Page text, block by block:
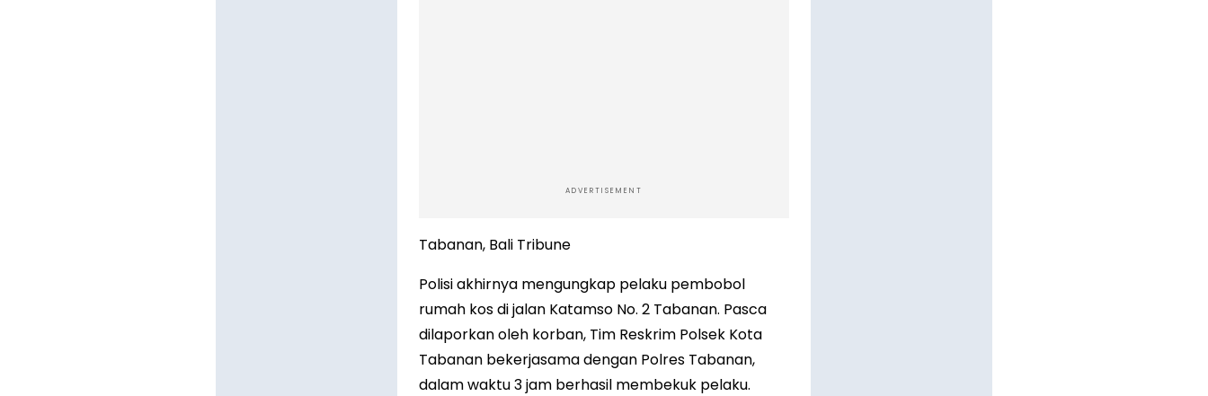
ADVERTISEMENT
Tabanan, Bali Tribune
Polisi akhirnya mengungkap pelaku pembobol
rumah kos di jalan Katamso No. 2 Tabanan. Pasca
dilaporkan oleh korban, Tim Reskrim Polsek Kota
Tabanan bekerjasama dengan Polres Tabanan,
dalam waktu 3 jam berhasil membekuk pelaku.